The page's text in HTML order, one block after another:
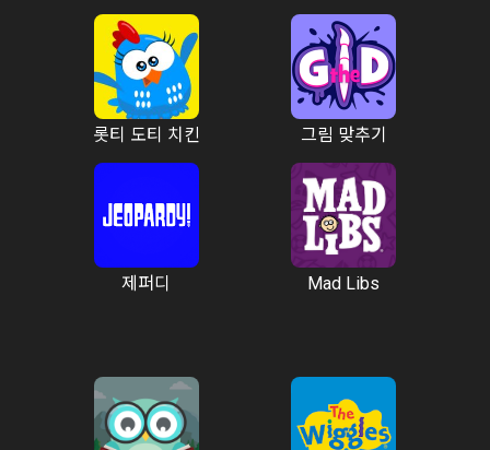
롯티 도티 치킨 그림 맞추기
제퍼디 Mad Libs